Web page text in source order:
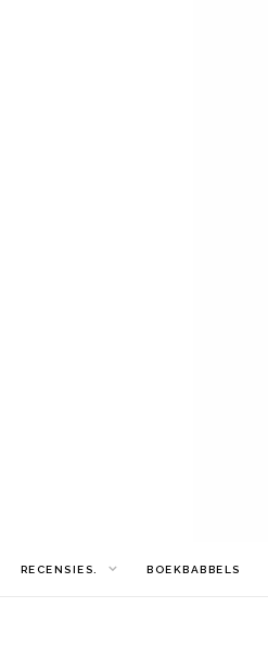
RECENSIES. BOEKBABBELS